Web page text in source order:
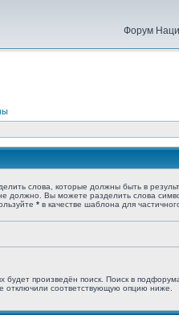
Форум
слова, которые должны быть в
не должно. Вы можете разделить слова
* в качестве шаблона для
произведён поиск. Поиск в
отключили соответствующую опцию ниже.